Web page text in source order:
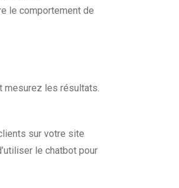
le comportement de
mesurez les résultats.
sur votre site
le chatbot pour